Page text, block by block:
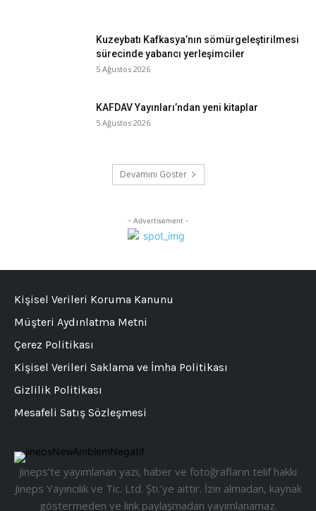
Kuzeybatı Kafkasya’nın sömürgeleştirilmesi
sürecinde yabancı yerleşimciler
5 Ağustos 2026
KAFDAV Yayınları’ndan yeni kitaplar
5 Ağustos 2026
Devamını Göster
- Advertisement -
Jineps’te yayımlanan yazı, haber ve fotoğrafların telif hakkı
Jineps Yayıncılık ve Tic. Ltd. Şti.’ye aittir. İzin almadan, kaynak
göstermeden ve link paylaşmadan yayımlanamaz.
Kişisel Verileri Koruma Kanunu
Müşteri Aydınlatma Metni
Çerez Politikası
Kişisel Verileri Saklama ve İmha Politikası
Gizlilik Politikası
Mesafeli Satış Sözleşmesi